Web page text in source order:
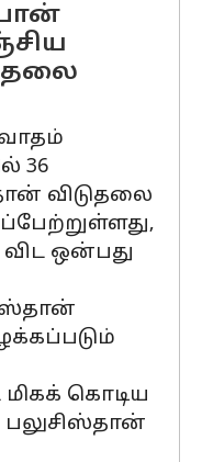
36
விடுதலை
ஒன்பது
மிகக் கொடிய
பலுசிஸ்தான்